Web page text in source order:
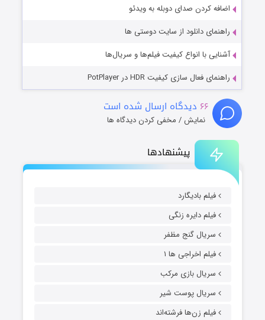
پیشنهادها
فیلم بادیگارد
فیلم دایره زنگی
سریال گنج مظفر
فیلم اخراجی ها ۱
سریال بازی مرکب
سریال پوست شیر
فیلم زن‌ها فرشته‌اند
اضافه کردن صدای دوبله به ویدئو
راهنمای دانلود از سایت دوستی ها
آشنایی با انواع کیفیت فیلم‌ها و سریال‌ها
راهنمای فعال سازی کیفیت HDR در PotPlayer
۶۶ دیدگاه ارسال شده است
نمایش / مخفی کردن دیدگاه ها